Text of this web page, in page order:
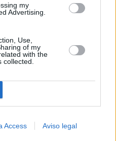
my
Advertising.
Use,
of my
with the
Access Aviso legal